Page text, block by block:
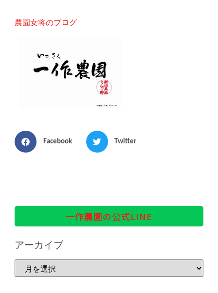
農園女将のブログ
Facebook Twitter
一作農園の公式LINE
アーカイブ